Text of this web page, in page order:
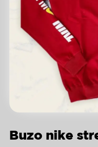
Buzo nike